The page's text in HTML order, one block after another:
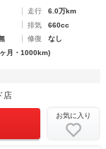
走行
6.0万km
排気
660cc
修復
なし
月・1000km)
店
お気に入り